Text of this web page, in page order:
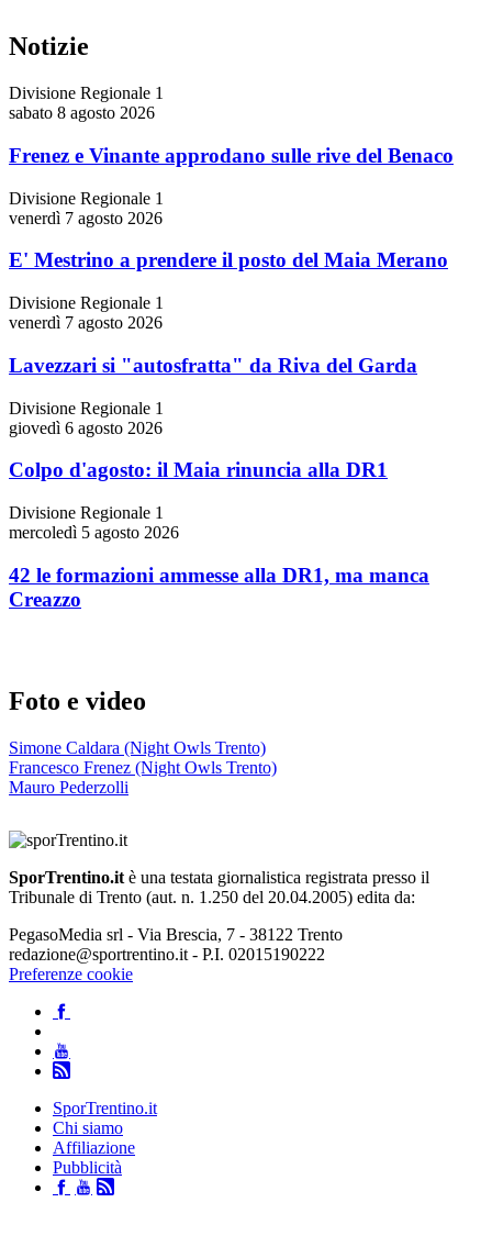
Notizie
Divisione Regionale 1
sabato 8 agosto 2026
Frenez e Vinante approdano sulle rive del Benaco
Divisione Regionale 1
venerdì 7 agosto 2026
E' Mestrino a prendere il posto del Maia Merano
Divisione Regionale 1
venerdì 7 agosto 2026
Lavezzari si "autosfratta" da Riva del Garda
Divisione Regionale 1
giovedì 6 agosto 2026
Colpo d'agosto: il Maia rinuncia alla DR1
Divisione Regionale 1
mercoledì 5 agosto 2026
42 le formazioni ammesse alla DR1, ma manca
Creazzo
Foto e video
Simone Caldara (Night Owls Trento)
Francesco Frenez (Night Owls Trento)
Mauro Pederzolli
SporTrentino.it è una testata giornalistica registrata presso il
Tribunale di Trento (aut. n. 1.250 del 20.04.2005) edita da:
PegasoMedia srl - Via Brescia, 7 - 38122 Trento
redazione@sportrentino.it - P.I. 02015190222
Preferenze cookie
SporTrentino.it
Chi siamo
Affiliazione
Pubblicità